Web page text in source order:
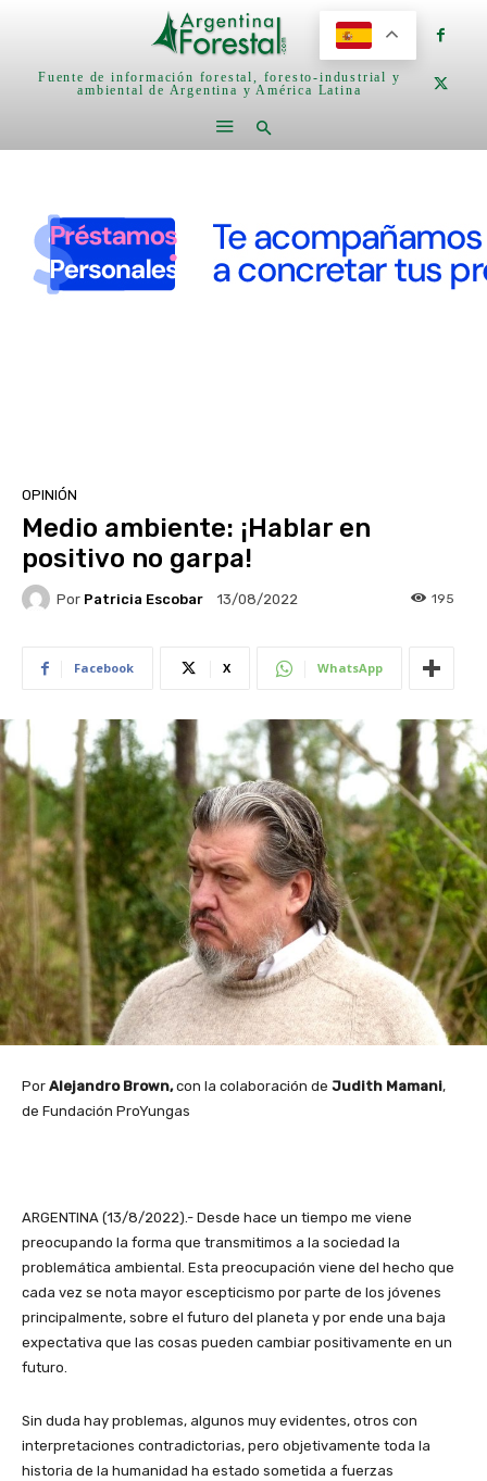
Fuente de información forestal, foresto-industrial y
ambiental de Argentina y América Latina
OPINIÓN
Medio ambiente: ¡Hablar en
positivo no garpa!
Por Patricia Escobar 13/08/2022 195
Facebook X WhatsApp
Por Alejandro Brown,con la colaboración de Judith Mamani,
de Fundación ProYungas
ARGENTINA (13/8/2022).- Desde hace un tiempo me viene
preocupando la forma que transmitimos a la sociedad la
problemática ambiental. Esta preocupación viene del hecho que
cada vez se nota mayor escepticismo por parte de los jóvenes
principalmente, sobre el futuro del planeta y por ende una baja
expectativa que las cosas pueden cambiar positivamente en un
futuro.
Sin duda hay problemas, algunos muy evidentes, otros con
interpretaciones contradictorias, pero objetivamente toda la
historia de la humanidad ha estado sometida a fuerzas